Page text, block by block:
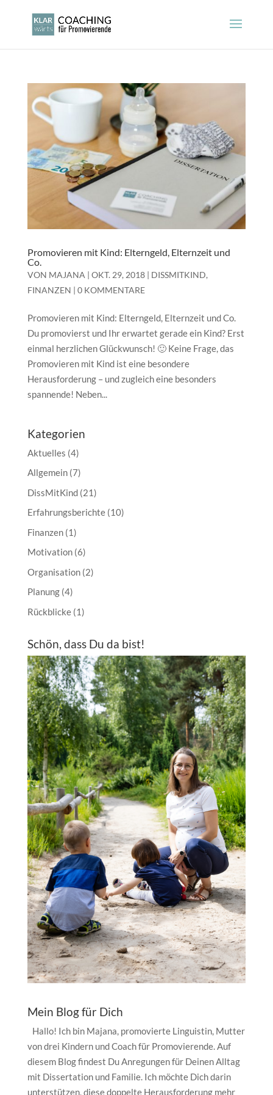
Promovieren mit Kind: Elterngeld, Elternzeit und
Co.
VON MAJANA | OKT. 29, 2018| DISSMITKIND,
FINANZEN | 0 KOMMENTARE
Promovieren mit Kind: Elterngeld, Elternzeit und Co.
Du promovierst und Ihr erwartet gerade ein Kind? Erst
einmal herzlichen Glückwunsch! 🙂 Keine Frage, das
Promovieren mit Kind ist eine besondere
Herausforderung – und zugleich eine besonders
spannende! Neben...
Kategorien
Aktuelles (4)
Allgemein(7)
DissMitKind(21)
Erfahrungsberichte(10)
Finanzen(1)
Motivation(6)
Organisation(2)
Planung(4)
Rückblicke(1)
Schön, dass Du da bist!
Mein Blog für Dich
Hallo! Ich bin Majana, promovierte Linguistin, Mutter
von drei Kindern und Coach für Promovierende. Auf
diesem Blog findest Du Anregungen für Deinen Alltag
mit Dissertation und Familie. Ich möchte Dich darin
unterstützen, diese doppelte Herausforderung mehr